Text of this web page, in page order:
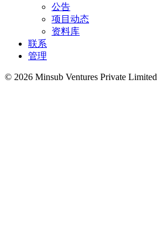
公告
项目动态
资料库
联系
管理
© 2026 Minsub Ventures Private Limited